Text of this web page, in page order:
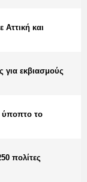
και
εκβιασμούς
ύποπτο το
πολίτες